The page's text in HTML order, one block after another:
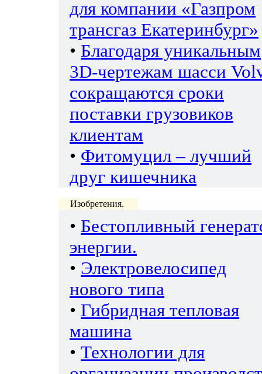
для компании «Газпром
трансгаз Екатеринбург»
• Благодаря уникальным
3D-чертежам шасси
сокращаются сроки
поставки грузовиков
клиентам
• Фитомуцил – лучший
друг кишечника
Изобретения.
• Бестопливный
энергии.
• Электровелосипед
нового типа
• Гибридная тепловая
машина
• Технологии для